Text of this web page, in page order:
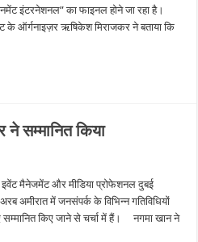
इंटरनेशनल” का फाइनल होने जा रहा है।
के ऑर्गनाइज़र ऋषिकेश मिराजकर ने बताया कि
सम्मानित किया
इवेंट मैनेजमेंट और मीडिया प्रोफेशनल दुबई
अमीरात में जनसंपर्क के विभिन्न गतिविधियों
किए जाने से चर्चा में हैं। नगमा खान ने